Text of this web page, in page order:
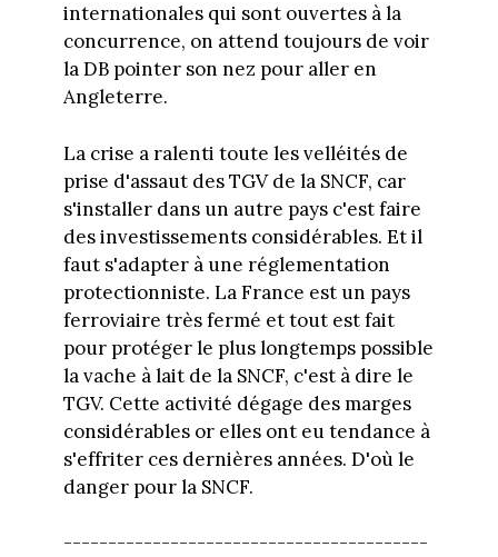
internationales qui sont ouvertes à la
concurrence, on attend toujours de voir
la DB pointer son nez pour aller en
Angleterre.
La crise a ralenti toute les velléités de
prise d'assaut des TGV de la SNCF, car
s'installer dans un autre pays c'est faire
des investissements considérables. Et il
faut s'adapter à une réglementation
protectionniste. La France est un pays
ferroviaire très fermé et tout est fait
pour protéger le plus longtemps possible
la vache à lait de la SNCF, c'est à dire le
TGV. Cette activité dégage des marges
considérables or elles ont eu tendance à
s'effriter ces dernières années. D'où le
danger pour la SNCF.
-----------------------------------------